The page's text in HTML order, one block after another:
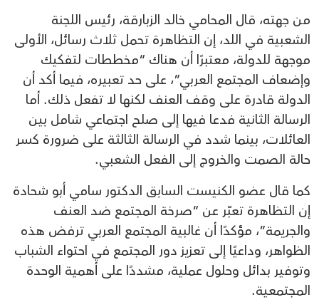
من جهته، قال المحامي خالد الزبارقة، رئيس اللجنة
الشعبية في اللد، إن التظاهرة تحمل ثلاث رسائل، الأولى
موجهة للدولة، معتبرًا أن هناك “مخططات لتفكيك
وإضعاف المجتمع العربي”، على حد تعبيره، فيما أكد أن
الدولة قادرة على وقف العنف لكنها لا تفعل ذلك. أما
الرسالة الثانية فدعا فيها إلى صلح اجتماعي شامل بين
العائلات، بينما شدد في الرسالة الثالثة على ضرورة كسر
حالة الصمت والخروج إلى الفعل الشعبي.
كما قال عضو الكنيست السابق الدكتور سامي أبو شحادة
إن التظاهرة تعبّر عن “صرخة المجتمع ضد العنف
والجريمة”، مؤكدًا أن غالبية المجتمع العربي ترفض هذه
الظواهر، وداعيًا إلى تعزيز دور المجتمع في احتواء الشباب
وتوفير بدائل وحلول عملية، مشددًا على أهمية الوحدة
المجتمعية.